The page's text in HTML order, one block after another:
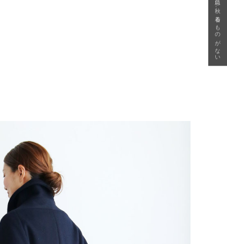
急に秋、着るものがない